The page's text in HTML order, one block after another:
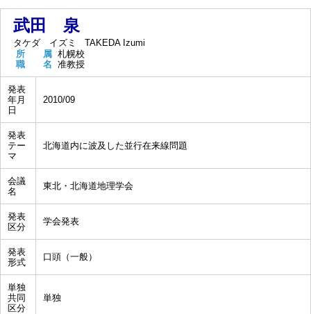
武田 泉
タケダ イズミ
TAKEDA Izumi
所 属 札幌校
職 名 准教授
発表
年月
日
2010/09
発表
テー
マ
北海道内に波及した並行在来線問題
会議
名
東北・北海道地理学会
発表
区分
学会発表
発表
形式
口頭（一般）
単独
共同
区分
単独